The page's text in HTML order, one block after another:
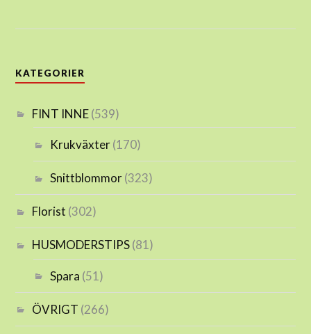
KATEGORIER
FINT INNE(539)
Krukväxter(170)
Snittblommor(323)
Florist (302)
HUSMODERSTIPS(81)
Spara (51)
ÖVRIGT (266)